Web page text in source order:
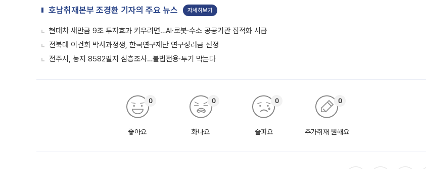
호남취재본부 조경환 기자의 주요 뉴스 자세히보기
현대차 새만금 9조 투자효과 키우려면…AI·로봇·수소 공공기관 집적화 시급
전북대 이건희 박사과정생, 한국연구재단 연구장려금 선정
전주시, 농지 8582필지 심층조사…불법전용·투기 막는다
좋아요
0
화나요
0
슬퍼요
0
추가취재 원해요
0